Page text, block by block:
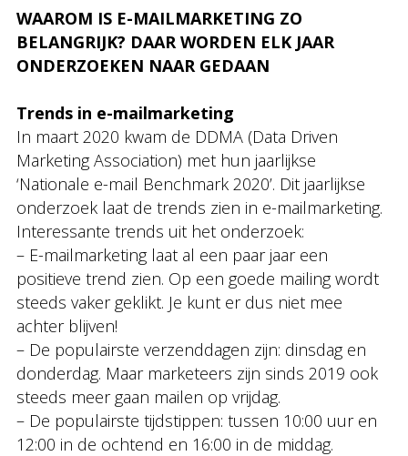
WAAROM IS E-MAILMARKETING ZO
BELANGRIJK? DAAR WORDEN ELK JAAR
ONDERZOEKEN NAAR GEDAAN
Trends in e-mailmarketing
In maart 2020 kwam de DDMA (Data Driven
Marketing Association) met hun jaarlijkse
‘Nationale e-mail Benchmark 2020’. Dit jaarlijkse
onderzoek laat de trends zien in e-mailmarketing.
Interessante trends uit het onderzoek:
– E-mailmarketing laat al een paar jaar een
positieve trend zien. Op een goede mailing wordt
steeds vaker geklikt. Je kunt er dus niet mee
achter blijven!
– De populairste verzenddagen zijn: dinsdag en
donderdag. Maar marketeers zijn sinds 2019 ook
steeds meer gaan mailen op vrijdag.
– De populairste tijdstippen: tussen 10:00 uur en
12:00 in de ochtend en 16:00 in de middag.